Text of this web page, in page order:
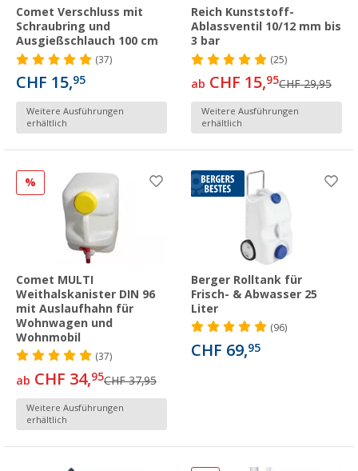
Comet Verschluss mit
Schraubring und
Ausgießschlauch 100 cm
(37)
CHF 15,95
Weitere Ausführungen
erhältlich
Reich Kunststoff-
Ablassventil 10/12 mm bis
3 bar
(25)
ab CHF 15,95CHF 29,95
Weitere Ausführungen
erhältlich
%
Comet MULTI
Weithalskanister DIN 96
mit Auslaufhahn für
Wohnwagen und
Wohnmobil
(37)
ab CHF 34,95CHF 37,95
Weitere Ausführungen
erhältlich
Berger Rolltank für
Frisch- & Abwasser 25
Liter
(96)
CHF 69,95